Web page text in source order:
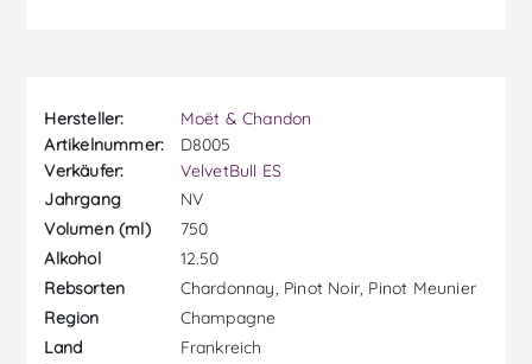
Hersteller:
Moët & Chandon
Artikelnummer:
D8005
Verkäufer:
VelvetBull ES
Jahrgang
NV
Volumen (ml)
750
Alkohol
12.50
Rebsorten
Chardonnay, Pinot Noir, Pinot Meunier
Region
Champagne
Land
Frankreich